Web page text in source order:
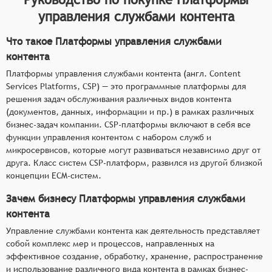
управления службами контента
Что такое Платформы управления службами
контента
Платформы управления службами контента (англ. Content
Services Platforms, CSP) — это программные платформы для
решения задач обслуживания различных видов контента
(документов, данных, информации и пр.) в рамках различных
бизнес-задач компании. CSP-платформы включают в себя все
функции управления контентом с набором служб и
микросервисов, которые могут развиваться независимо друг от
друга. Класс систем CSP-платформ, развился из другой близкой
концепции ECM-систем.
Зачем бизнесу Платформы управления службами
контента
Управление службами контента как деятельность представляет
собой комплекс мер и процессов, направленных на
эффективное создание, обработку, хранение, распространение
и использование различного вида контента в рамках бизнес-